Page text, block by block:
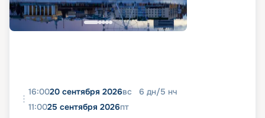
16:0020 сентября 2026вс 6 дн/5 нч
11:0025 сентября 2026пт